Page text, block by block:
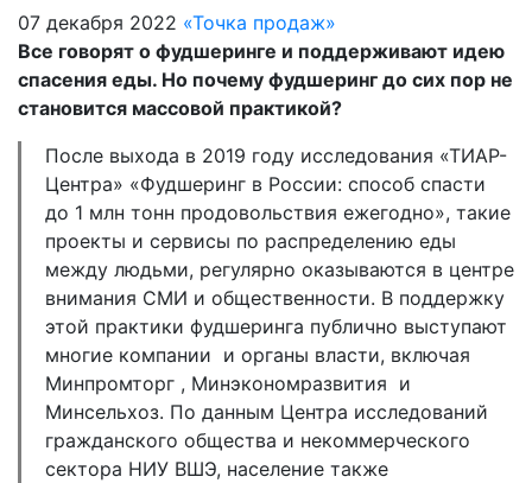
07 декабря 2022 «Точка продаж»
Все говорят о фудшеринге и поддерживают идею
спасения еды. Но почему фудшеринг до сих пор не
становится массовой практикой?
После выхода в 2019 году исследования «ТИАР-
Центра» «Фудшеринг в России: способ спасти
до 1 млн тонн продовольствия ежегодно», такие
проекты и сервисы по распределению еды
между людьми, регулярно оказываются в центре
внимания СМИ и общественности. В поддержку
этой практики фудшеринга публично выступают
многие компании и органы власти, включая
Минпромторг , Минэкономразвития и
Минсельхоз. По данным Центра исследований
гражданского общества и некоммерческого
сектора НИУ ВШЭ, население также